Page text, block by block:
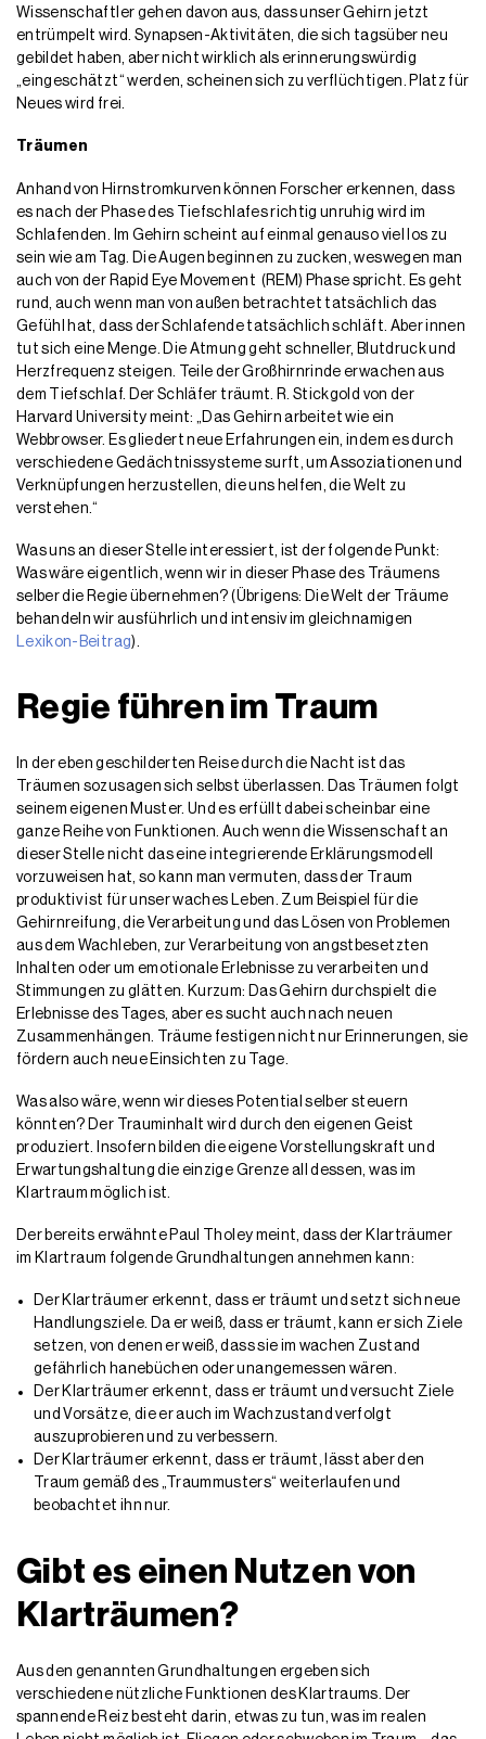
Wissenschaftler gehen davon aus, dass unser Gehirn jetzt
entrümpelt wird. Synapsen-Aktivitäten, die sich tagsüber neu
gebildet haben, aber nicht wirklich als erinnerungswürdig
„eingeschätzt“ werden, scheinen sich zu verflüchtigen. Platz für
Neues wird frei.
Träumen
Anhand von Hirnstromkurven können Forscher erkennen, dass
es nach der Phase des Tiefschlafes richtig unruhig wird im
Schlafenden. Im Gehirn scheint auf einmal genauso viel los zu
sein wie am Tag. Die Augen beginnen zu zucken, weswegen man
auch von der Rapid Eye Movement (REM) Phase spricht. Es geht
rund, auch wenn man von außen betrachtet tatsächlich das
Gefühl hat, dass der Schlafende tatsächlich schläft. Aber innen
tut sich eine Menge. Die Atmung geht schneller, Blutdruck und
Herzfrequenz steigen. Teile der Großhirnrinde erwachen aus
dem Tiefschlaf. Der Schläfer träumt. R. Stickgold von der
Harvard University meint: „Das Gehirn arbeitet wie ein
Webbrowser. Es gliedert neue Erfahrungen ein, indem es durch
verschiedene Gedächtnissysteme surft, um Assoziationen und
Verknüpfungen herzustellen, die uns helfen, die Welt zu
verstehen.“
Was uns an dieser Stelle interessiert, ist der folgende Punkt:
Was wäre eigentlich, wenn wir in dieser Phase des Träumens
selber die Regie übernehmen? (Übrigens: Die Welt der Träume
behandeln wir ausführlich und intensiv im gleichnamigen
Lexikon-Beitrag).
Regie führen im Traum
In der eben geschilderten Reise durch die Nacht ist das
Träumen sozusagen sich selbst überlassen. Das Träumen folgt
seinem eigenen Muster. Und es erfüllt dabei scheinbar eine
ganze Reihe von Funktionen. Auch wenn die Wissenschaft an
dieser Stelle nicht das eine integrierende Erklärungsmodell
vorzuweisen hat, so kann man vermuten, dass der Traum
produktiv ist für unser waches Leben. Zum Beispiel für die
Gehirnreifung, die Verarbeitung und das Lösen von Problemen
aus dem Wachleben, zur Verarbeitung von angstbesetzten
Inhalten oder um emotionale Erlebnisse zu verarbeiten und
Stimmungen zu glätten. Kurzum: Das Gehirn durchspielt die
Erlebnisse des Tages, aber es sucht auch nach neuen
Zusammenhängen. Träume festigen nicht nur Erinnerungen, sie
fördern auch neue Einsichten zu Tage.
Was also wäre, wenn wir dieses Potential selber steuern
könnten? Der Trauminhalt wird durch den eigenen Geist
produziert. Insofern bilden die eigene Vorstellungskraft und
Erwartungshaltung die einzige Grenze all dessen, was im
Klartraum möglich ist.
Der bereits erwähnte Paul Tholey meint, dass der Klarträumer
im Klartraum folgende Grundhaltungen annehmen kann:
Der Klarträumer erkennt, dass er träumt und setzt sich neue
Handlungsziele. Da er weiß, dass er träumt, kann er sich Ziele
setzen, von denen er weiß, dass sie im wachen Zustand
gefährlich hanebüchen oder unangemessen wären.
Der Klarträumer erkennt, dass er träumt und versucht Ziele
und Vorsätze, die er auch im Wachzustand verfolgt
auszuprobieren und zu verbessern.
Der Klarträumer erkennt, dass er träumt, lässt aber den
Traum gemäß des „Traummusters“ weiterlaufen und
beobachtet ihn nur.
Gibt es einen Nutzen von
Klarträumen?
Aus den genannten Grundhaltungen ergeben sich
verschiedene nützliche Funktionen des Klartraums. Der
spannende Reiz besteht darin, etwas zu tun, was im realen